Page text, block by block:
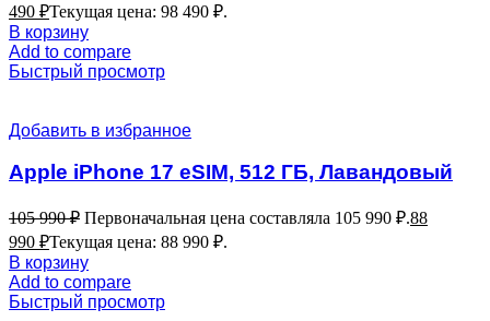
490 ₽Текущая цена: 98 490 ₽.
В корзину
Add to compare
Быстрый просмотр
Добавить в избранное
Apple iPhone 17 eSIM, 512 ГБ, Лавандовый
105 990₽ Первоначальная цена составляла 105 990 ₽.88
990 ₽Текущая цена: 88 990 ₽.
В корзину
Add to compare
Быстрый просмотр